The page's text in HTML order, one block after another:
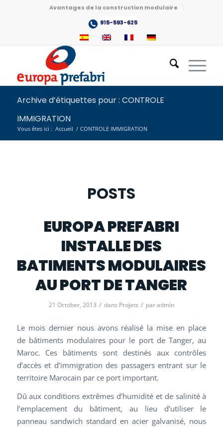
Avantages de la construction modulaire
915-593-625
Archive d’étiquettes pour : CONTROLE
IMMIGRATION
Vous êtes ici : Accueil / CONTROLE IMMIGRATION
POSTS
EUROPA PREFABRI
INSTALLE DES
BATIMENTS MODULAIRES
AU PORT DE TANGER
21 October, 2013 / dans Projets / paradmin
Le mois dernier nous avons réalisé la mise en place
de bâtiments modulaires pour le port de Tanger, au
Maroc. Ces bâtiments sont destinés aux contrôles
d’accès et d’immigration des passagers entrant sur le
territoire Marocain par ce port important.
Dû aux conditions extrêmes d’humidité et de salinité à
l’emplacement du bâtiment, au lieu d’utiliser le
panneau sandwich standard en acier galvanisé, nous